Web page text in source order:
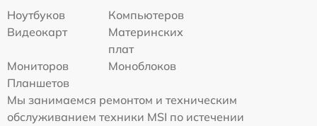
Ноутбуков
Компьютеров
Видеокарт
Материнских
плат
Мониторов
Моноблоков
Планшетов
Мы занимаемся ремонтом и техническим
обслуживанием техники MSI по истечении